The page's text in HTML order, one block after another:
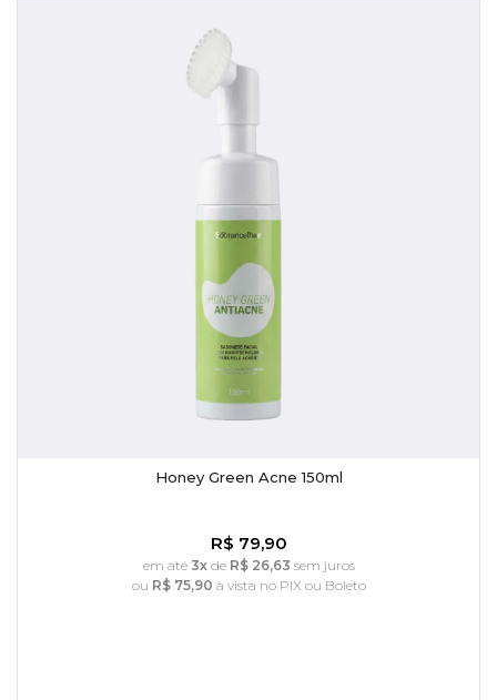
Honey Green Acne 150ml
R$ 79,90
em até 3xde R$ 26,63 sem juros
ou R$ 75,90 à vista no PIX ou Boleto